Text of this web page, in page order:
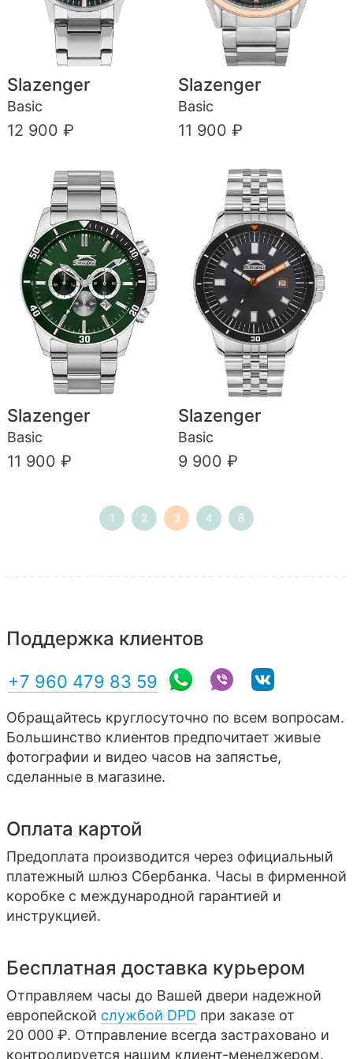
Slazenger
Basic
12 900 ₽
Slazenger
Basic
11 900 ₽
Slazenger
Basic
11 900 ₽
Slazenger
Basic
9 900 ₽
1 2 3 4 8
Поддержка клиентов
+7 960 479 83 59
Обращайтесь круглосуточно по всем вопросам.
Большинство клиентов предпочитает живые
фотографии и видео часов на запястье,
сделанные в магазине.
Оплата картой
Предоплата производится через официальный
платежный шлюз Сбербанка. Часы в фирменной
коробке с международной гарантией и
инструкцией.
Бесплатная доставка курьером
Отправляем часы до Вашей двери надежной
европейской службой DPD при заказе от
20 000 ₽. Отправление всегда застраховано и
контролируется нашим клиент-менеджером.